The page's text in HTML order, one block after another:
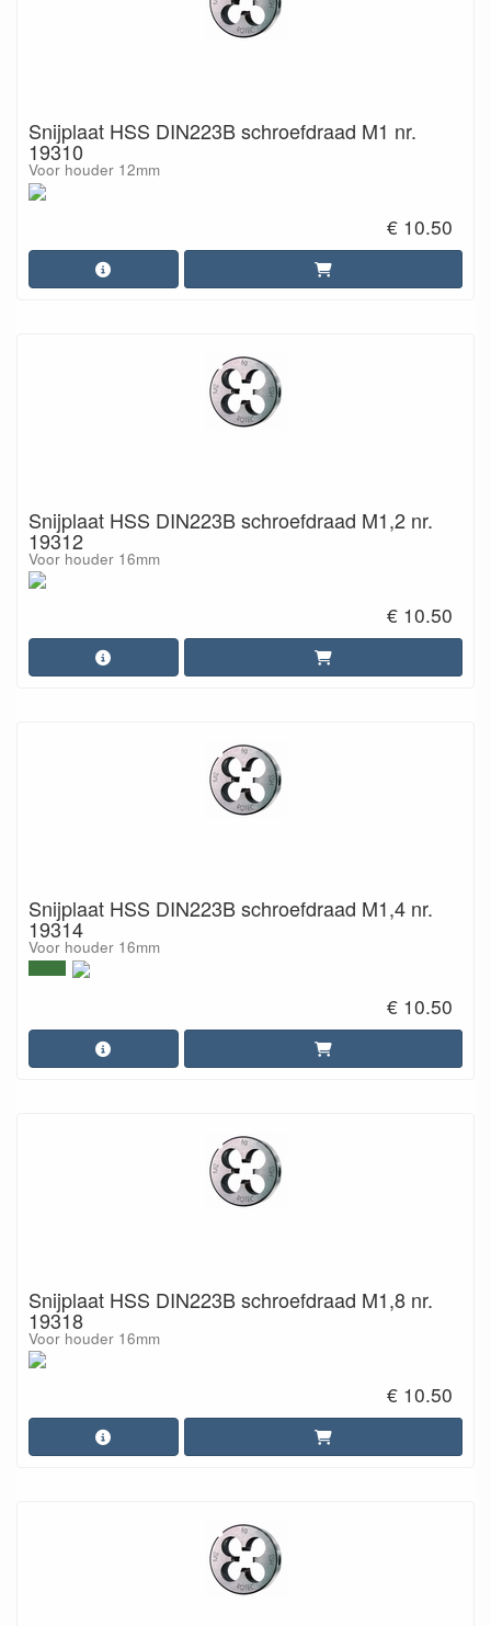
Snijplaat HSS DIN223B schroefdraad M1 nr.
19310
Voor houder 12mm
€ 10.50
Snijplaat HSS DIN223B schroefdraad M1,2 nr.
19312
Voor houder 16mm
€ 10.50
Snijplaat HSS DIN223B schroefdraad M1,4 nr.
19314
Voor houder 16mm
€ 10.50
Snijplaat HSS DIN223B schroefdraad M1,8 nr.
19318
Voor houder 16mm
€ 10.50